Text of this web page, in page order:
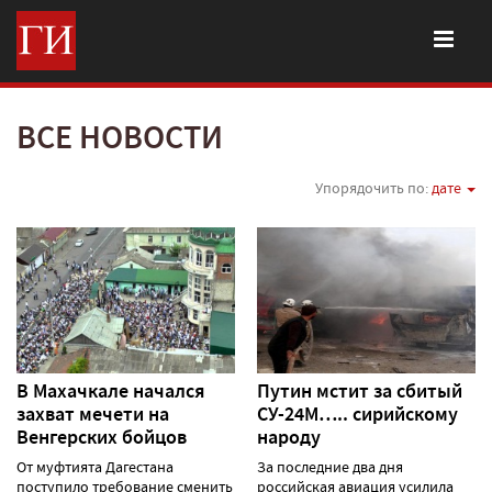
ВСЕ НОВОСТИ
Упорядочить по:дате
В Махачкале начался
захват мечети на
Венгерских бойцов
От муфтията Дагестана
поступило требование сменить
Путин мстит за сбитый
СУ-24М….. сирийскому
народу
За последние два дня
российская авиация усилила